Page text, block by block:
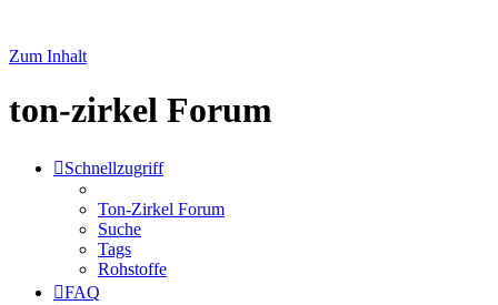
Zum Inhalt
ton-zirkel Forum
Schnellzugriff
Ton-Zirkel Forum
Suche
Tags
Rohstoffe
FAQ